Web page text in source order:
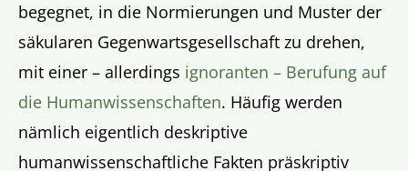
begegnet, in die Normierungen und Muster der
säkularen Gegenwartsgesellschaft zu drehen,
mit einer – allerdings ignoranten – Berufung auf
die Humanwissenschaften. Häufig werden
nämlich eigentlich deskriptive
humanwissenschaftliche Fakten präskriptiv